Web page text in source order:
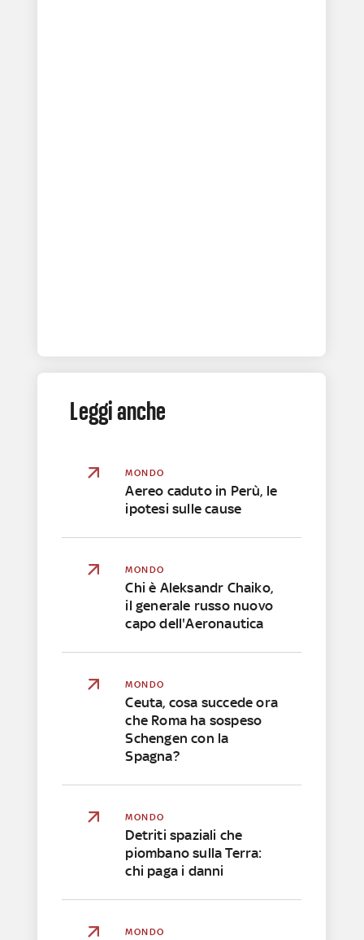
Leggi anche
MONDO
Aereo caduto in Perù, le
ipotesi sulle cause
MONDO
Chi è Aleksandr Chaiko,
il generale russo nuovo
capo dell'Aeronautica
MONDO
Ceuta, cosa succede ora
che Roma ha sospeso
Schengen con la
Spagna?
MONDO
Detriti spaziali che
piombano sulla Terra:
chi paga i danni
MONDO